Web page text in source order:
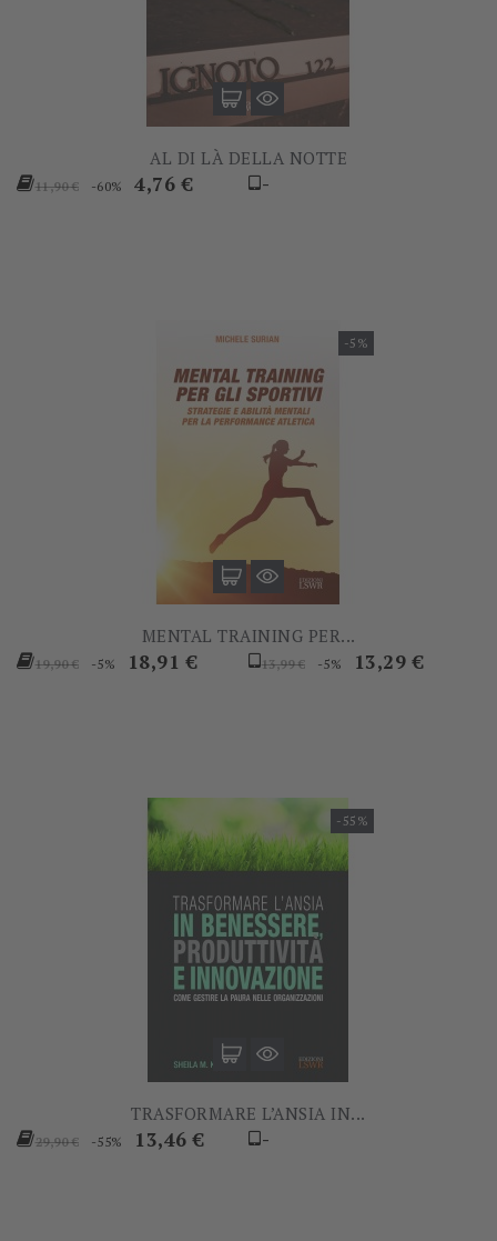
AL DI LÀ DELLA NOTTE
Prezzo
11,90 € -60% Prezzo
4,76 € -
-5%
MENTAL TRAINING PER...
Prezzo
19,90 € -5% Prezzo
18,91 €
Prezzo
13,99 € -5% Prezzo
13,29 €
-55%
TRASFORMARE L’ANSIA IN...
Prezzo
29,90 € -55% Prezzo
13,46 € -